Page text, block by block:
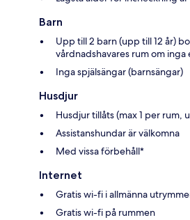
Barn
Upp till 2 barn (upp till 12 år)
vårdnadshavares rum om inga
Inga spjälsängar (barnsängar)
Husdjur
Husdjur tillåts (max 1 per rum,
Assistanshundar är välkomna
Med vissa förbehåll*
Internet
Gratis wi-fi i allmänna
Gratis wi-fi på rummen